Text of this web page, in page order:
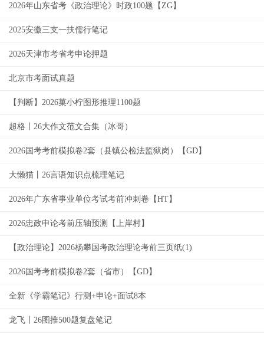
2026年山东省考《政治理论》时政100题【ZG】
2025安徽三支一扶儒行笔记
2026天津市考省考申论押题
北京市考面试真题
【判断】2026菓小柠图形推理1100题
超格丨26大作文范文合集（冰哥）
2026国考考前模拟卷2套（县镇公检法监狱岗）【GD】
大懒猫丨26言语知识点梳理笔记
2026年广东省事业单位考试考前冲刺卷【HT】
2026忠政申论考前压轴预测【上岸村】
【政治理论】2026杨攀国考政治理论考前三页纸(1)
2026国考考前模拟卷2套（省市）【GD】
全新《学霸笔记》行测+申论+面试8本
龙飞丨26图推500题复盘笔记